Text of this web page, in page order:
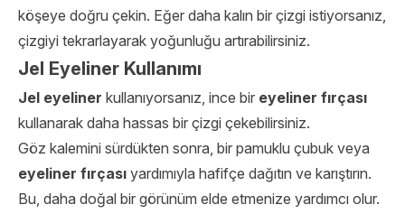
köşeye doğru çekin. Eğer daha kalın bir çizgi istiyorsanız,
çizgiyi tekrarlayarak yoğunluğu artırabilirsiniz.
Jel Eyeliner Kullanımı
Jel eyeliner kullanıyorsanız, ince bir eyeliner fırçası
kullanarak daha hassas bir çizgi çekebilirsiniz.
Göz kalemini sürdükten sonra, bir pamuklu çubuk veya
eyeliner fırçası yardımıyla hafifçe dağıtın ve karıştırın.
Bu, daha doğal bir görünüm elde etmenize yardımcı olur.